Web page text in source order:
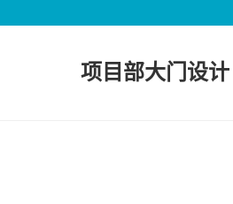
项目部大门设计